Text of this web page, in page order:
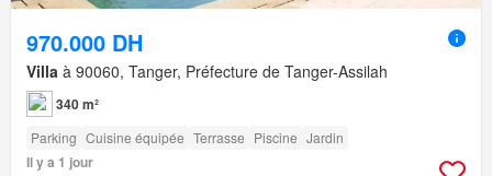
970.000 DH
Villa à 90060, Tanger, Préfecture de Tanger-Assilah
340 m²
Parking Cuisine équipée Terrasse Piscine Jardin
Il y a 1 jour